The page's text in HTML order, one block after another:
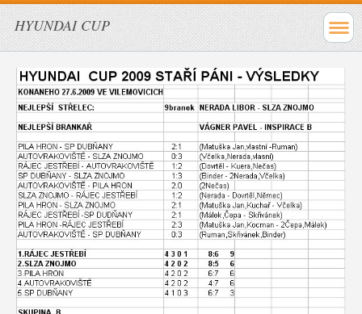
HYUNDAI CUP